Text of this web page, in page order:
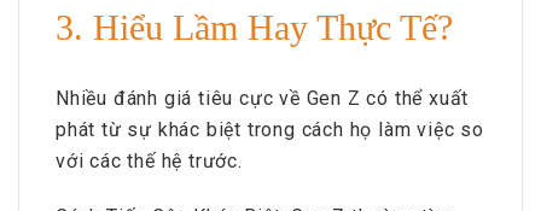
3. Hiểu Lầm Hay Thực Tế?
Nhiều đánh giá tiêu cực về Gen Z có thể xuất
phát từ sự khác biệt trong cách họ làm việc so
với các thế hệ trước.